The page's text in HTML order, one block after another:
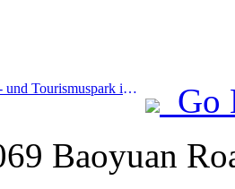
Prev:Der neue Kultur- und Tourismuspark im Pekinger Unterzentrum, der Pinnacle Park, wird dieses Jahr offiziell eröffnet.
Go
Baoyuan